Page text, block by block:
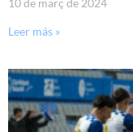
10 de març de 2024
Leer más »